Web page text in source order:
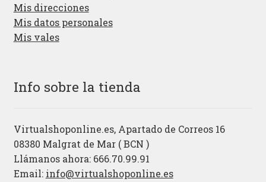
Mis direcciones
Mis datos personales
Mis vales
Info sobre la tienda
Virtualshoponline.es, Apartado de Correos 16
08380 Malgrat de Mar ( BCN )
Llámanos ahora: 666.70.99.91
Email: info@virtualshoponline.es